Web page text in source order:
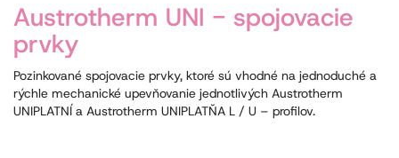
Austrotherm UNI - spojovacie
prvky
Pozinkované spojovacie prvky, ktoré sú vhodné na jednoduché a
rýchle mechanické upevňovanie jednotlivých Austrotherm
UNIPLATNÍ a Austrotherm UNIPLATŇA L / U – profilov.